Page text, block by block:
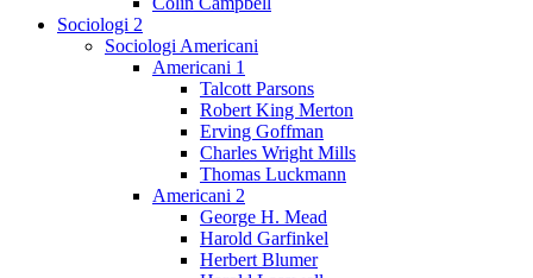
Sociologi 2
Sociologi Americani
Americani 1
Talcott Parsons
Robert King Merton
Erving Goffman
Charles Wright Mills
Thomas Luckmann
Americani 2
George H. Mead
Harold Garfinkel
Herbert Blumer